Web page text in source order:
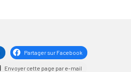
Partager sur Facebook
Envoyer cette page par e-mail